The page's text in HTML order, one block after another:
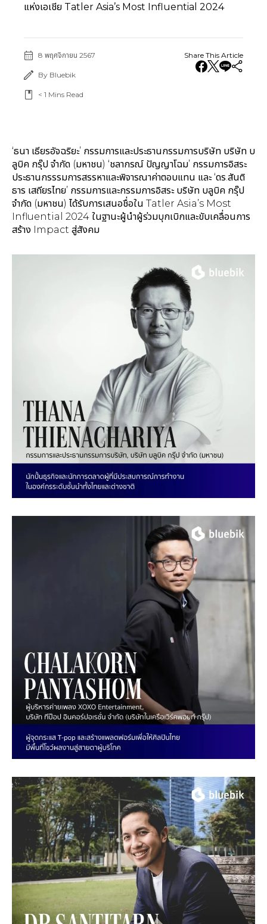
แห่งเอเชีย Tatler Asia’s Most Influential 2024
8 พฤศจิกายน 2567
By Bluebik
< 1 Mins Read
Share This Article
‘ธนา เธียรอัจฉริยะ’ กรรมการและประธานกรรมการบริษัท บริษัท บ
ลูบิค กรุ๊ป จำกัด (มหาชน) ‘ชลากรณ์ ปัญญาโฉม’ กรรมการอิสระ
ประธานกรรรมการสรรหาและพิจารณาค่าตอบแทน และ ‘ดร.สันติ
ธาร เสถียรไทย’ กรรมการและกรรมการอิสระ บริษัท บลูบิค กรุ๊ป
จำกัด (มหาชน) ได้รับการเสนอชื่อใน Tatler Asia’s Most
Influential 2024 ในฐานะผู้นำผู้ร่วมบุกเบิกและขับเคลื่อนการ
สร้าง Impact สู่สังคม